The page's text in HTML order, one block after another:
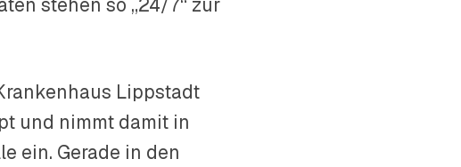
stehen so „24/7“ zur
Lippstadt
und nimmt damit in
ein. Gerade in den